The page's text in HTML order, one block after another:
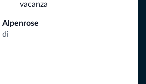
vacanza
di
ALLA NEWSLETTER